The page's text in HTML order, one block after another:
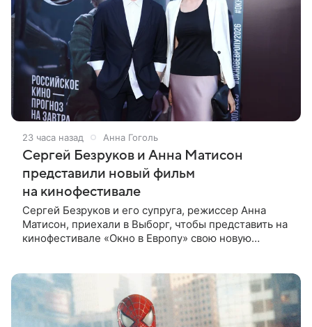
23 часа назад Анна Гоголь
Сергей Безруков и Анна Матисон
представили новый фильм
на кинофестивале
Сергей Безруков и его супруга, режиссер Анна
Матисон, приехали в Выборг, чтобы представить на
кинофестивале «Окно в Европу» свою новую